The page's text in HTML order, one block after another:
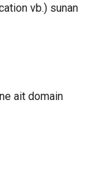
vb.) sunan
ait domain